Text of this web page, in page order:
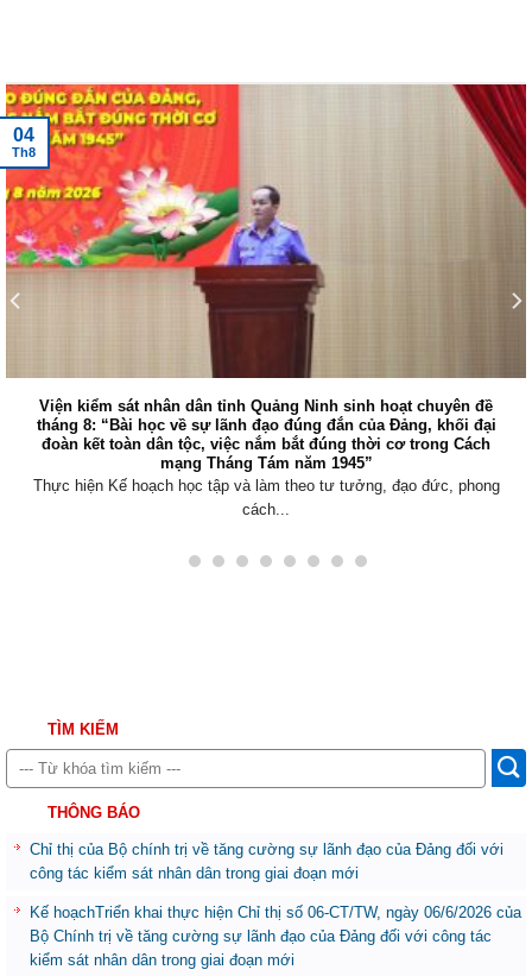
Viện kiểm sát nhân dân tỉnh Quảng Ninh sinh hoạt chuyên đề
tháng 8: “Bài học về sự lãnh đạo đúng đắn của Đảng, khối đại
đoàn kết toàn dân tộc, việc nắm bắt đúng thời cơ trong Cách
mạng Tháng Tám năm 1945”
Thực hiện Kế hoạch học tập và làm theo tư tưởng, đạo đức, phong
cách...
04
Th8
TÌM KIẾM
THÔNG BÁO
Chỉ thị của Bộ chính trị về tăng cường sự lãnh đạo của Đảng đối với
công tác kiểm sát nhân dân trong giai đoạn mới
Kế hoạchTriển khai thực hiện Chỉ thị số 06-CT/TW, ngày 06/6/2026 của
Bộ Chính trị về tăng cường sự lãnh đạo của Đảng đối với công tác
kiểm sát nhân dân trong giai đoạn mới